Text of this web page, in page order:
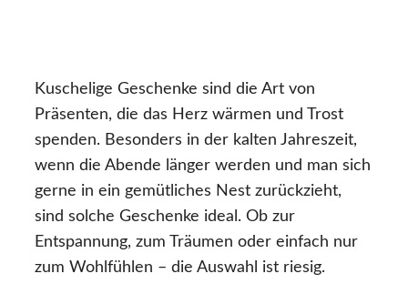
Kuschelige Geschenke sind die Art von
Präsenten, die das Herz wärmen und Trost
spenden. Besonders in der kalten Jahreszeit,
wenn die Abende länger werden und man sich
gerne in ein gemütliches Nest zurückzieht,
sind solche Geschenke ideal. Ob zur
Entspannung, zum Träumen oder einfach nur
zum Wohlfühlen – die Auswahl ist riesig.